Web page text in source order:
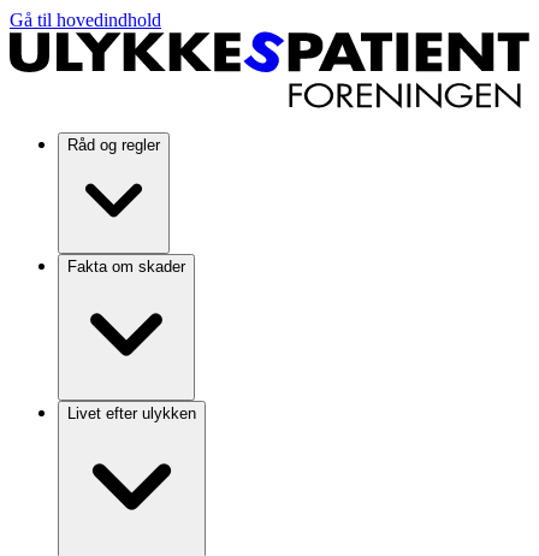
Gå til hovedindhold
Råd og regler
Fakta om skader
Livet efter ulykken